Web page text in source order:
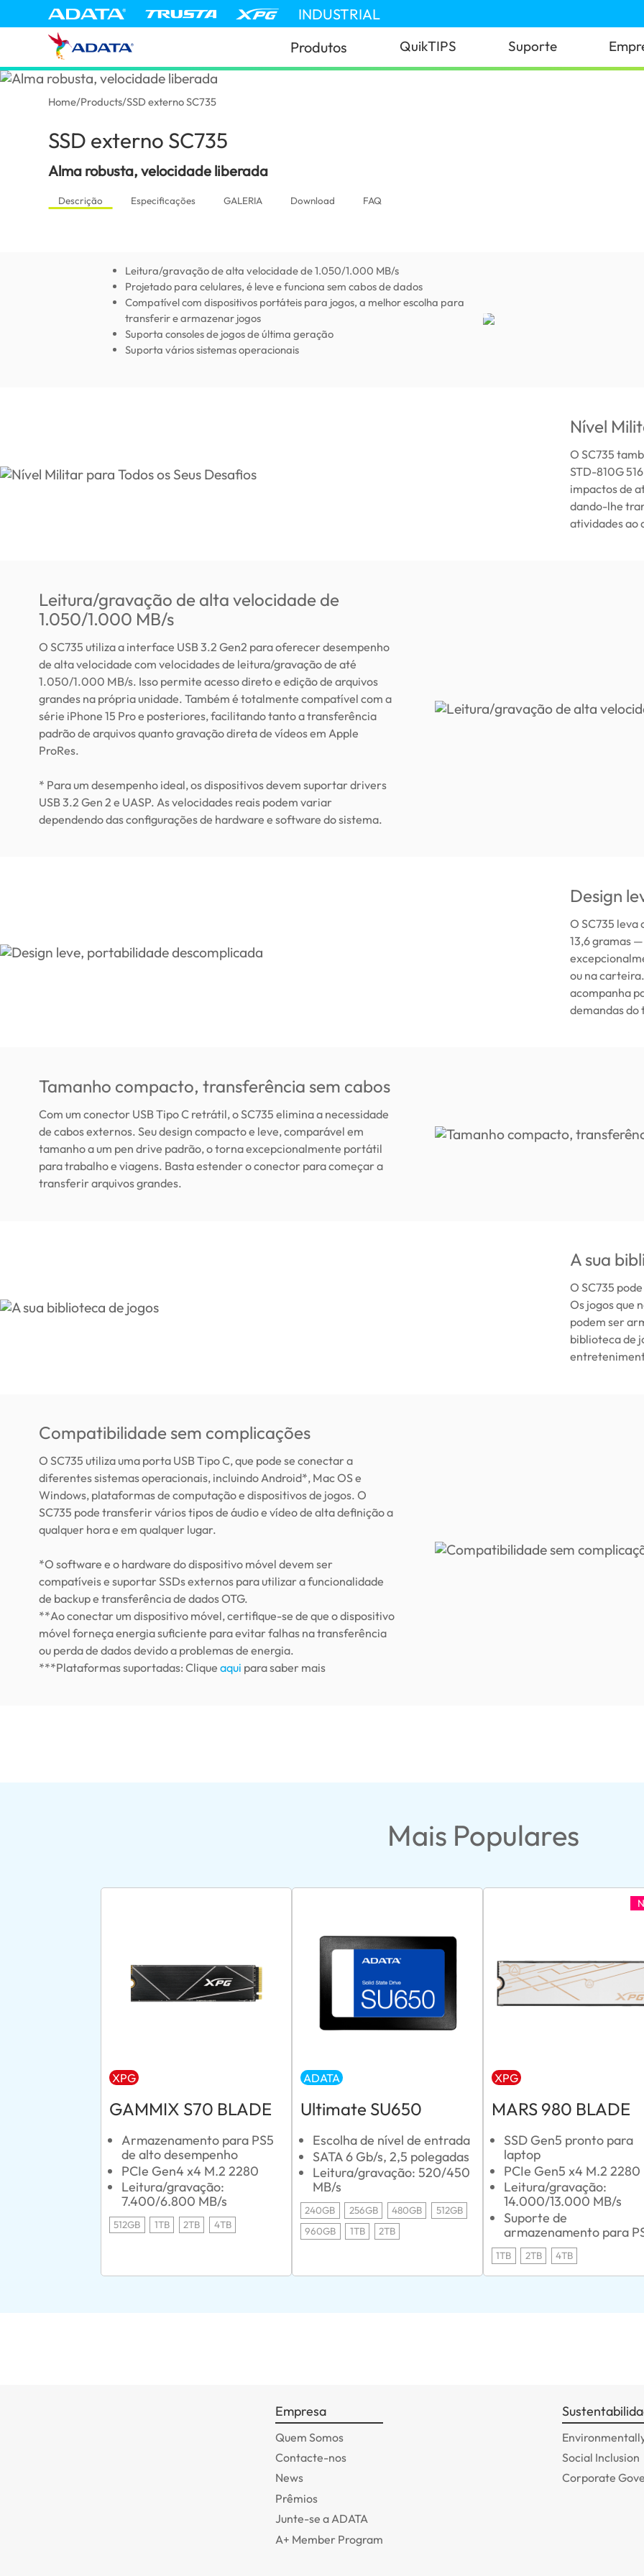
INDUSTRIAL
Produtos
QuikTIPS Suporte
Home/Products/SSD externo SC735
SSD externo SC735
Alma robusta, velocidade liberada
Descrição Especificações GALERIA Download FAQ
Leitura/gravação de alta velocidade de 1.050/1.000 MB/s
Projetado para celulares, é leve e funciona sem cabos de dados
Compatível com dispositivos portáteis para jogos, a melhor escolha para
transferir e armazenar jogos
Suporta consoles de jogos de última geração
Suporta vários sistemas operacionais
Nível
O SC735
STD-810G
impactos de
dando-lhe
atividades ao
Leitura/gravação de alta velocidade de
1.050/1.000 MB/s
O SC735 utiliza a interface USB 3.2 Gen2 para oferecer desempenho
de alta velocidade com velocidades de leitura/gravação de até
1.050/1.000 MB/s. Isso permite acesso direto e edição de arquivos
grandes na própria unidade. Também é totalmente compatível com a
série iPhone 15 Pro e posteriores, facilitando tanto a transferência
padrão de arquivos quanto gravação direta de vídeos em Apple
ProRes.
* Para um desempenho ideal, os dispositivos devem suportar drivers
USB 3.2 Gen 2 e UASP. As velocidades reais podem variar
dependendo das configurações de hardware e software do sistema.
Design
O SC735 leva
13,6 gramas
ou na
acompanha
demandas do
Tamanho compacto, transferência sem cabos
Com um conector USB Tipo C retrátil, o SC735 elimina a necessidade
de cabos externos. Seu design compacto e leve, comparável em
tamanho a um pen drive padrão, o torna excepcionalmente portátil
para trabalho e viagens. Basta estender o conector para começar a
transferir arquivos grandes.
A sua
O SC735
Os jogos que
podem ser
biblioteca de
Compatibilidade sem complicações
O SC735 utiliza uma porta USB Tipo C, que pode se conectar a
diferentes sistemas operacionais, incluindo Android*, Mac OS e
Windows, plataformas de computação e dispositivos de jogos. O
SC735 pode transferir vários tipos de áudio e vídeo de alta definição a
qualquer hora e em qualquer lugar.
*O software e o hardware do dispositivo móvel devem ser
compatíveis e suportar SSDs externos para utilizar a funcionalidade
de backup e transferência de dados OTG.
**Ao conectar um dispositivo móvel, certifique-se de que o dispositivo
móvel forneça energia suficiente para evitar falhas na transferência
ou perda de dados devido a problemas de energia.
***Plataformas suportadas: Clique aqui para saber mais
Mais Populares
XPG
GAMMIX S70 BLADE
Armazenamento para PS5
de alto desempenho
PCIe Gen4 x4 M.2 2280
Leitura/gravação:
7.400/6.800 MB/s
512GB 1TB 2TB 4TB
ADATA
Ultimate SU650
Escolha de nível de entrada
SATA 6 Gb/s, 2,5 polegadas
Leitura/gravação: 520/450
MB/s
240GB 256GB 480GB
512GB
960GB
1TB 2TB
XPG
MARS 980 BLADE
SSD Gen5 pronto para
laptop
PCIe Gen5 x4 M.2 2280
Leitura/gravação:
14.000/13.000 MB/s
Suporte de
armazenamento para
1TB 2TB 4TB
Empresa
Quem Somos
Contacte-nos
News
Prêmios
Junte-se a ADATA
A+ Member Program
Social Inclusion
Corporate